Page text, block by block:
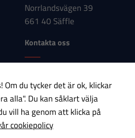
Norrlandsvägen 39
661 40 Säffle
Kontakta oss
E-post:
info@paab.com
Om du tycker det är ok, klickar
alla". Du kan såklart välja
vill ha genom att klicka på
cookiepolicy
uppbyggnad,
baserat på
hemsidan
Upplevelse
För att vår
hemsida ska
prestera så